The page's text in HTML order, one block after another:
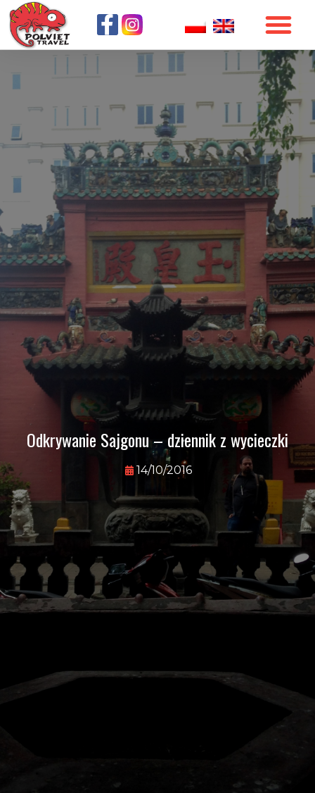
Odkrywanie Sajgonu – dziennik z wycieczki
14/10/2016